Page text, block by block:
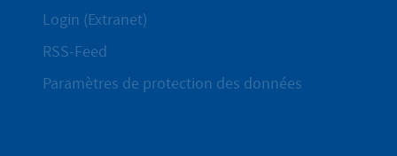
Login (Extranet)
RSS-Feed
Paramètres de protection des données